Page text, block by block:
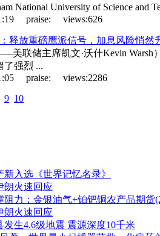
National University of Science
praise: views:626
释放重磅鹰派信号，加息风险悄然
美联储主席凯文·沃什Kevin Warsh
了强烈 ...
praise: views:2286
9 10
入选《世界记忆名录》
朗火速回应
力：金银油气+铂钯铜农产品期货
朗火速回应
生4.6级地震 震源深度10千米